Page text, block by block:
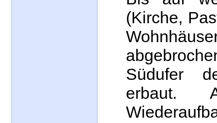
(Kirche,
Südufer
erbaut.